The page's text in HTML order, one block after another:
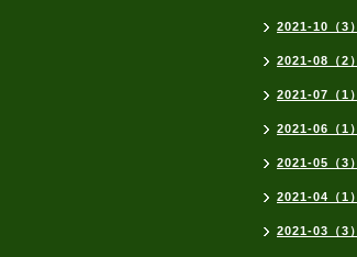
2021-10（3）
2021-08（2）
2021-07（1）
2021-06（1）
2021-05（3）
2021-04（1）
2021-03（3）